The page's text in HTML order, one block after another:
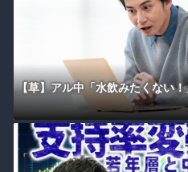
【草】アル中「水飲みたくない